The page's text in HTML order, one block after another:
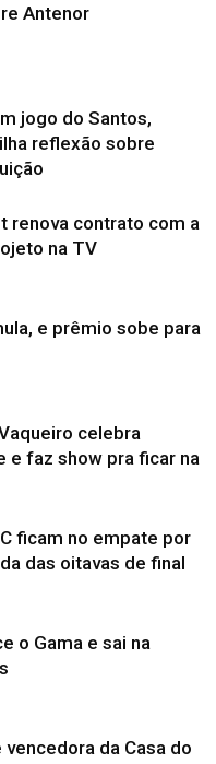
Antenor
jogo do Santos,
reflexão sobre
renova contrato com a
na TV
e prêmio sobe para
celebra
e faz show pra ficar na
ficam no empate por
das oitavas de final
o Gama e sai na
da Casa do